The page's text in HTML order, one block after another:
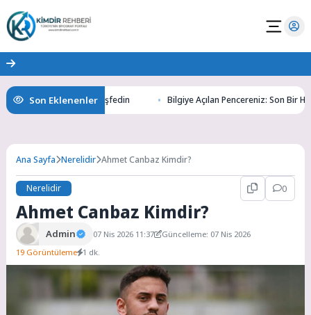
Son Eklenenler
Gizemlerini Keşfedin Bilgiye Açılan Pencereniz: Son Bir
Ana Sayfa Nerelidir Ahmet Canbaz Kimdir?
Nerelidir 0
Ahmet Canbaz Kimdir?
Admin 07 Nis 2026 11:37
Güncelleme: 07 Nis 2026
19 Görüntüleme 1 dk.